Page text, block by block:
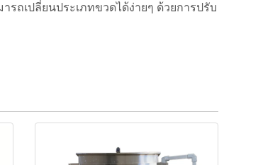
รถเปลี่ยนประเภทขวดได้ง่ายๆ ด้วยการปรับ